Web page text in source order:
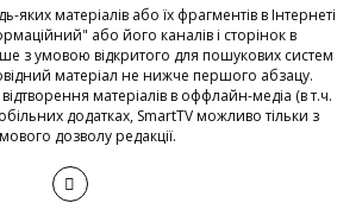
яких матеріалів або їх фрагментів в Інтернеті
або його каналів і сторінок в
з умовою відкритого для пошукових систем
матеріал не нижче першого абзацу.
матеріалів в оффлайн-медіа (в т.ч.
додатках, SmartTV можливо тільки з
дозволу редакції.